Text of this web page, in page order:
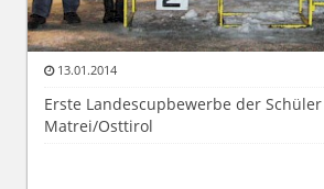
13.01.2014
Erste Landescupbewerbe der
Matrei/Osttirol